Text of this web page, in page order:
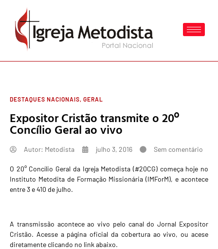
DESTAQUES NACIONAIS, GERAL
Expositor Cristão transmite o 20º
Concílio Geral ao vivo
Autor: Metodista julho 3, 2016 Sem comentário
O 20° Concílio Geral da Igreja Metodista (#20CG) começa hoje no
Instituto Metodita de Formação Missionária (IMForM), e acontece
entre 3 e 410 de julho.
A transmissão acontece ao vivo pelo canal do Jornal Expositor
Cristão. Acesse a página oficial da cobertura ao vivo, ou acese
diretamente clicando no link abaixo.